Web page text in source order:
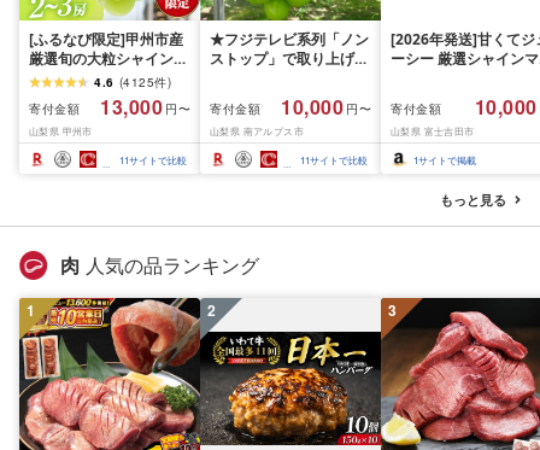
[ふるなび限定]甲州市産
厳選旬の大粒シャインマ
スカット 約1.3kg 2〜3
房[2026年発送]
(MG)B12-472 FN-
Limited-VO シャインマ
スカット フルーツ
4.6 (4125件)
寄付金額
13,000 円〜
山梨県 甲州市
11サイトで比較
★フジテレビ系列「ノン
ストップ」で取り上げら
先行予約]南アルプス市
産シャインマスカット
1.2kg以上(2〜3房)ふる
さと納税 おすすめ 山梨
県 南アルプス市 送料無
寄付金額 10,000 円〜
山梨県 南アルプス市
11サイトで比較
[2026年発送]甘くてジ
ーシー 厳選シャインマ
月前半(1〜15日)から
月下旬までの発送) フ
ーツ ぶどう 果物 山梨
産 2026 旬 大粒 高級
寄付金額 10,000
山梨県 富士吉田市
1サイトで掲載
もっと見る
肉 人気の品ランキング
1 2 3